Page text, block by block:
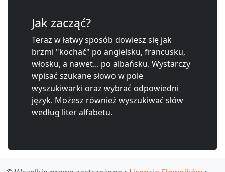
Jak zacząć?
Teraz w łatwy sposób dowiesz się jak
brzmi "kochać" po angielsku, francusku,
włosku, a nawet... po albańsku. Wystarczy
wpisać szukane słowo w pole
wyszukiwarki oraz wybrać odpowiedni
język. Możesz również wyszukiwać słów
według liter alfabetu.